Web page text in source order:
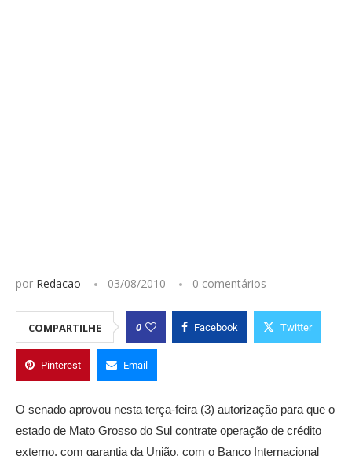
por Redacao 03/08/2010 0 comentários
COMPARTILHE 0 Facebook Twitter
Pinterest Email
O senado aprovou nesta terça-feira (3) autorização para que o
estado de Mato Grosso do Sul contrate operação de crédito
externo, com garantia da União, com o Banco Internacional